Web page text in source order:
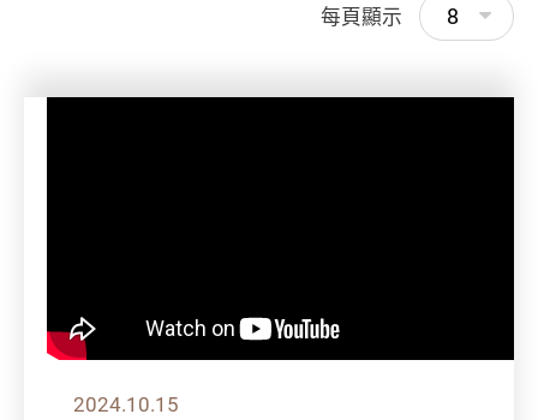
每頁顯示 8
2024.10.15